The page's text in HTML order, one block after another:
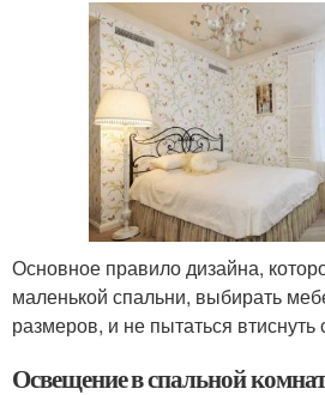
Основное правило дизайна,
маленькой спальни, выбирать
размеров, и не пытаться
Освещение в спальной